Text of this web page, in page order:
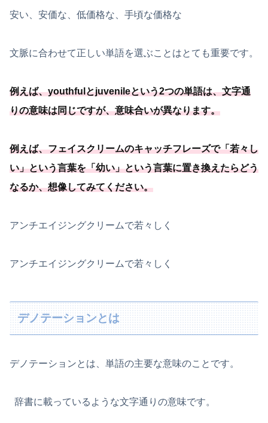
安い、安価な、低価格な、手頃な価格な
文脈に合わせて正しい単語を選ぶことはとても重要です。
例えば、youthfulとjuvenileという2つの単語は、文字通
りの意味は同じですが、意味合いが異なります。
例えば、フェイスクリームのキャッチフレーズで「若々し
い」という言葉を「幼い」という言葉に置き換えたらどう
なるか、想像してみてください。
アンチエイジングクリームで若々しく
アンチエイジングクリームで若々しく
デノテーションとは
デノテーションとは、単語の主要な意味のことです。
辞書に載っているような文字通りの意味です。